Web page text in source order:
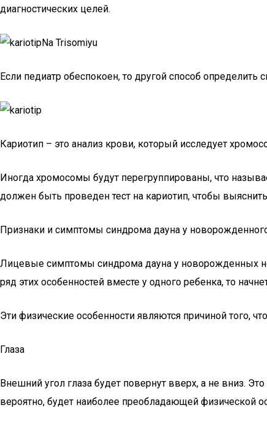
диагностических целей.
Если педиатр обеспокоен, то другой способ
Кариотип – это анализ крови, который исследует
Иногда хромосомы будут перегруппированы, что
должен быть проведен тест на кариотип, чтобы
Признаки и симптомы синдрома дауна у
Лицевые симптомы синдрома дауна у новорожденных
ряд этих особенностей вместе у одного ребенка, то
Эти физические особенности являются причиной того,
Глаза
Внешний угол глаза будет повернут вверх, а не вниз.
вероятно, будет наиболее преобладающей физической